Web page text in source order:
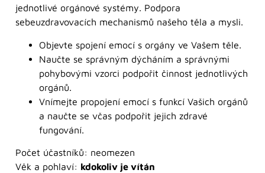
jednotlivé orgánové systémy. Podpora
sebeuzdravovacích mechanismů našeho těla a mysli.
Objevte spojení emocí s orgány ve Vašem těle.
Naučte se správným dýcháním a správnými
pohybovými vzorci podpořit činnost jednotlivých
orgánů.
Vnímejte propojení emocí s funkcí Vašich orgánů
a naučte se včas podpořit jejich zdravé
fungování.
Počet účastníků: neomezen
Věk a pohlaví: kdokoliv je vítán